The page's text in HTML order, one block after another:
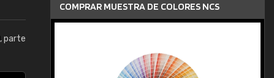
, parte
COMPRAR MUESTRA DE COLORES NCS